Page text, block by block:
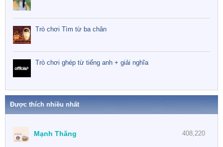
Trò chơi Tìm từ ba chân
Trò chơi ghép từ tiếng anh + giải nghĩa
Được thích nhiều nhất
408,220
Mạnh Thăng